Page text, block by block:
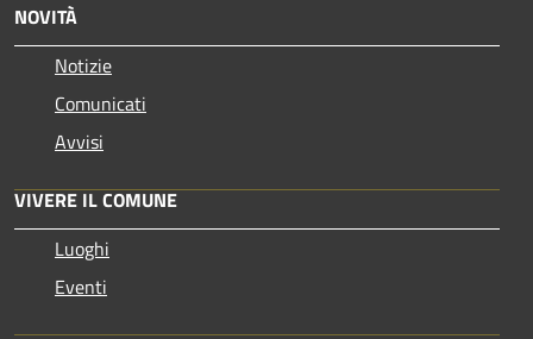
NOVITÀ
Notizie
Comunicati
Avvisi
VIVERE IL COMUNE
Luoghi
Eventi